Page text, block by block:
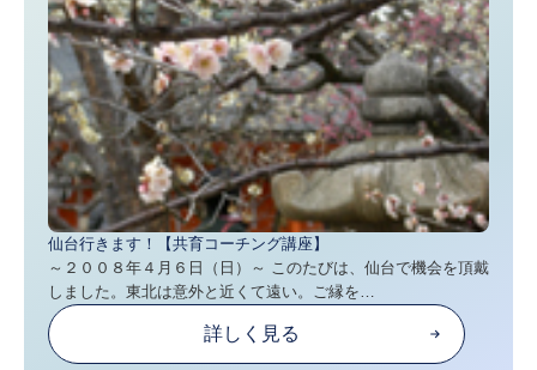
仙台行きます！【共育コーチング講座】
～２００８年４月６日（日）～ このたびは、仙台で機会を頂戴
しました。東北は意外と近くて遠い。ご縁を…
詳しく見る